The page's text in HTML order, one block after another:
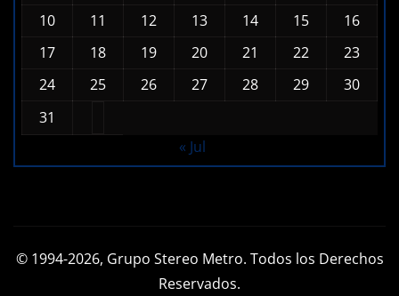
10
11 12 13 14 15
16
17
18 19 20 21 22
23
24
25 26 27 28 29
30
31
« Jul
© 1994-2026, Grupo Stereo Metro. Todos los Derechos
Reservados.